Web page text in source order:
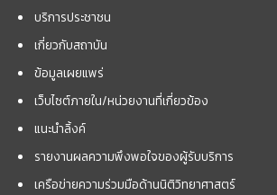
บริการประชาชน
เกี่ยวกับสถาบัน
ข้อมูลเผยแพร่
เว็บไซต์ภายใน/หน่วยงานที่เกี่ยวข้อง
แนะนำลิ้งค์
รายงานผลความพึงพอใจของผู้รับบริการ
เครือข่ายความร่วมมือด้านนิติวิทยาศาสตร์